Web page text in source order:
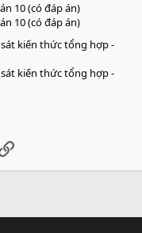
10 (có đáp án)
10 (có đáp án)
kiến thức tổng hợp -
kiến thức tổng hợp -
Link